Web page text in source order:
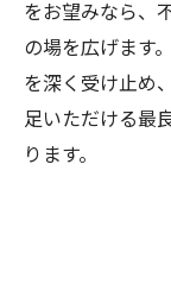
をお望みなら、
の場を広げます
を深く受け止め
足いただける最
ります。